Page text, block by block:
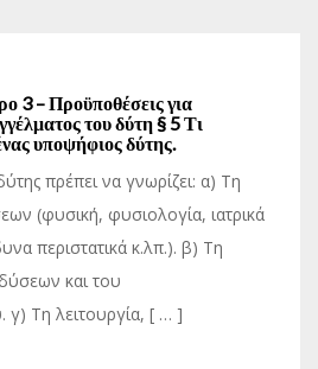
– Προϋποθέσεις για
του δύτη § 5 Τι
υποψήφιος δύτης.
πρέπει να γνωρίζει: α) Τη
(φυσική, φυσιολογία, ιατρικά
περιστατικά κ.λπ.). β) Τη
και του
γ) Τη λειτουργία, [ … ]